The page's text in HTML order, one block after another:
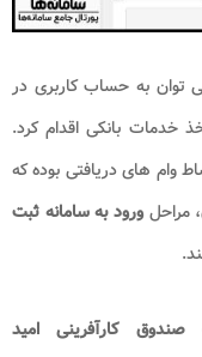
توان به حساب کاربری در
خدمات بانکی اقدام کرد.
وام های دریافتی بوده که
، مراحل ورود به سامانه ثبت
صندوق کارآفرینی امید